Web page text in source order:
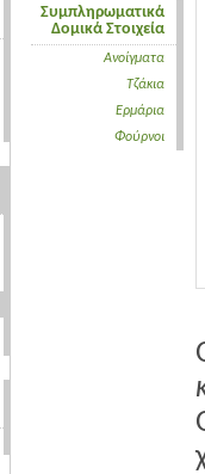
Συμπληρωματικά
Δομικά Στοιχεία
Ανοίγματα
Τζάκια
Ερμάρια
Φούρνοι